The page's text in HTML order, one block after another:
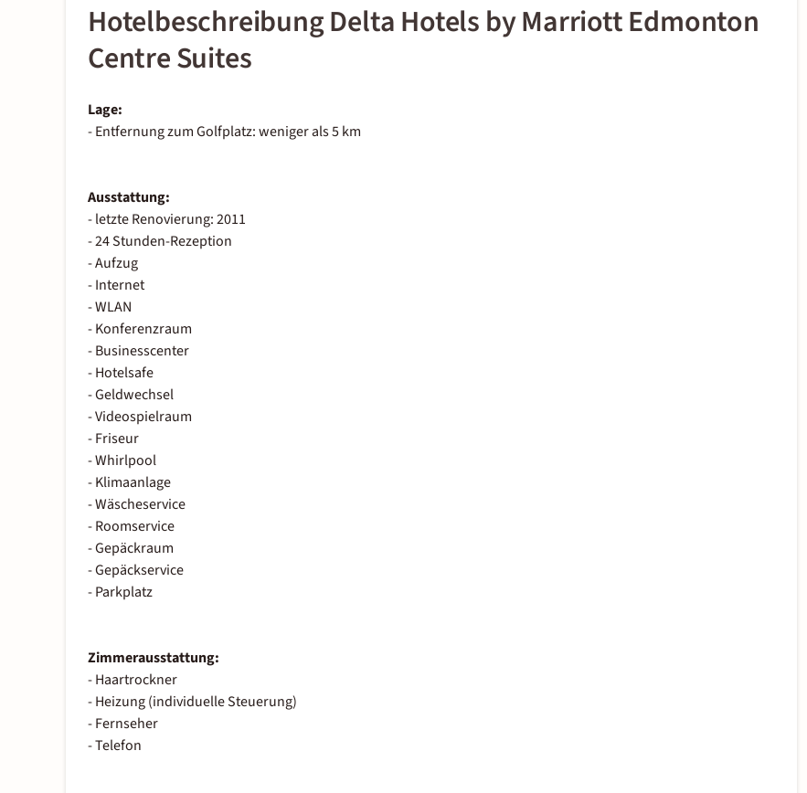
Hotelbeschreibung Delta Hotels by Marriott Edmonton
Centre Suites
Lage:
- Entfernung zum Golfplatz: weniger als 5 km
Ausstattung:
- letzte Renovierung: 2011
- 24 Stunden-Rezeption
- Aufzug
- Internet
- WLAN
- Konferenzraum
- Businesscenter
- Hotelsafe
- Geldwechsel
- Videospielraum
- Friseur
- Whirlpool
- Klimaanlage
- Wäscheservice
- Roomservice
- Gepäckraum
- Gepäckservice
- Parkplatz
Zimmerausstattung:
- Haartrockner
- Heizung (individuelle Steuerung)
- Fernseher
- Telefon